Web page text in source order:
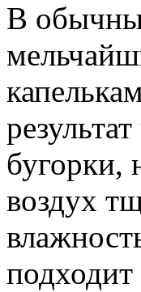
В
бугорки,
воздух